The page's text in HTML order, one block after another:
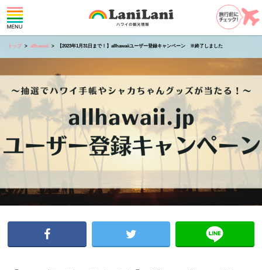
トップ allhawaii 【2023年1月31日まで！】allhawaiiユーザー登録キャンペーン ※終了しました